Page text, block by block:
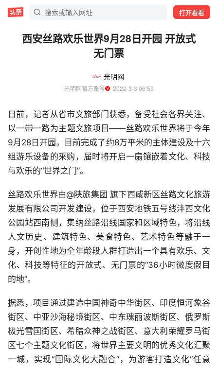
打开看看
西安丝路欢乐世界9月28日开园 开放式
无门票
光明网
光明网官方账号
  2022-3-3 06:59
日前，记者从省市文旅部门获悉，备受社会各界关注、
以一带一路为主题文旅项目——丝路欢乐世界将于今年
9月28日开园，目前完成了约8万平米的主体建设及十六
组游乐设备的采购，届时将开启一扇镶嵌着文化、科技
与欢乐的“世界之门”。
丝路欢乐世界由@陕旅集团 旗下西咸新区丝路文化旅游
发展有限公司开发建设，位于西安地铁五号线沣西文化
公园站西南侧，集纳丝路沿线国家和区域特色，将沿线
人文历史、建筑特色、美食特色、艺术特色等融于一
身，开创性地为全年龄段人群打造出一个具有欢乐、文
化、科技等特征的开放式、无门票的“36小时微度假目
的地”。
据悉，项目通过建造中国神奇中华街区、印度恒河象谷
街区、中亚沙海秘境街区、中东瑰丽波斯街区、俄罗斯
极光雪国街区、希腊众神之战街区、意大利荣耀罗马街
区七个主题文化街区，将世界主要文明的优秀文化汇聚
一城，实现“国际文化大融合”，为游客打造文化“任意